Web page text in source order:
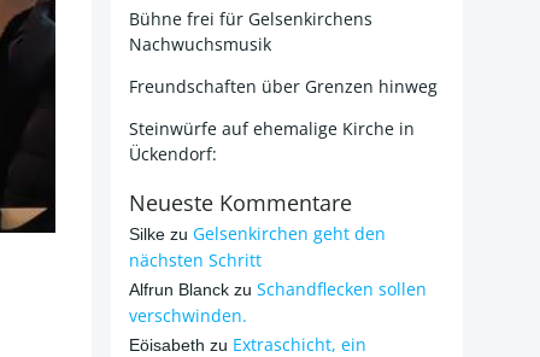
Bühne frei für Gelsenkirchens
Nachwuchsmusik
Freundschaften über Grenzen hinweg
Steinwürfe auf ehemalige Kirche in
Ückendorf:
Neueste Kommentare
Silke zu Gelsenkirchen geht den
nächsten Schritt
Alfrun Blanck zu Schandflecken sollen
verschwinden.
Eöisabeth zu Extraschicht, ein